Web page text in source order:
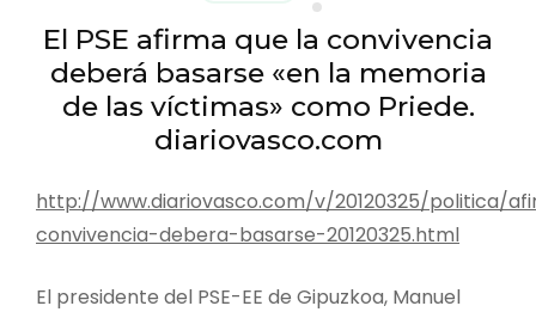
El PSE afirma que la convivencia
deberá basarse «en la memoria
de las víctimas» como Priede.
diariovasco.com
http://www.diariovasco.com/v/20120325/politica/
convivencia-debera-basarse-20120325.html
El presidente del PSE-EE de Gipuzkoa, Manuel